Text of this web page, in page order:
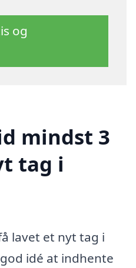
og
mindst 3
tag i
lavet et nyt tag i
idé at indhente